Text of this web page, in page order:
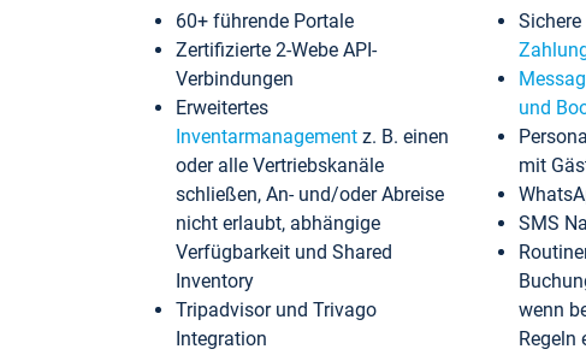
60+ führende Portale
Zertifizierte 2-Webe API-
Verbindungen
Erweitertes
Inventarmanagement z. B. einen
oder alle Vertriebskanäle
schließen, An- und/oder Abreise
nicht erlaubt, abhängige
Verfügbarkeit und Shared
Inventory
Tripadvisor und Trivago
Integration
Sichere
und
mit
SMS
wenn
Regeln